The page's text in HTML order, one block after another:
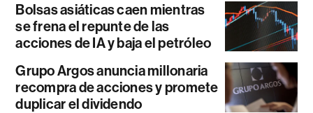
Bolsas asiáticas caen mientras
se frena el repunte de las
acciones de IA y baja el petróleo
Grupo Argos anuncia millonaria
recompra de acciones y promete
duplicar el dividendo